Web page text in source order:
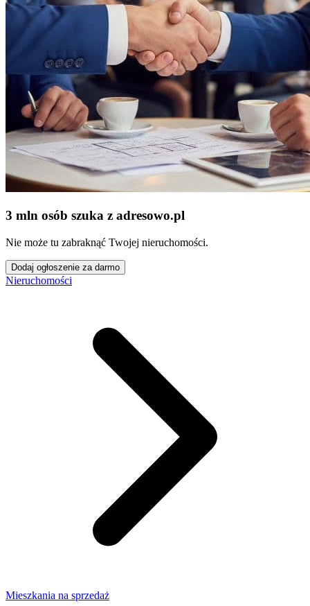
3 mln osób szuka z adresowo.pl
Nie może tu zabraknąć Twojej nieruchomości.
Dodaj ogłoszenie za darmo
Nieruchomości
Mieszkania na sprzedaż